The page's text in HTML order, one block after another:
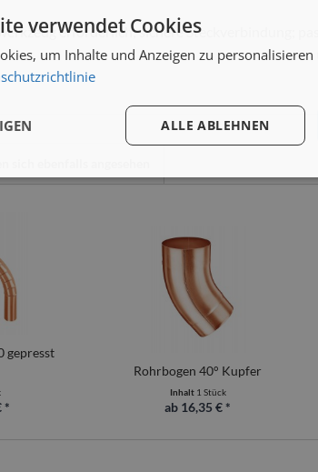
erforderlich; sichere Steckverbindung;
gepresst
*
Rohrbogen 40° Kupfer
Inhalt 1 Stück
ab 16,35 € *
verwendet Cookies
um Inhalte und Anzeigen zu
ALLE ABLEHNEN